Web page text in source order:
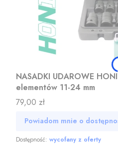
NASADKI UDAROWE
elementów 11-24 mm
Cena
79,00 zł
Powiadom mnie o
Dostępność: wycofany z oferty